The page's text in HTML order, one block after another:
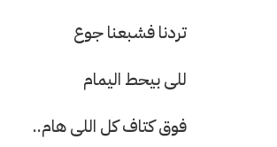
تردنا فشبعنا جوع
للى بيحط اليمام
فوق كتاف كل اللى هام..